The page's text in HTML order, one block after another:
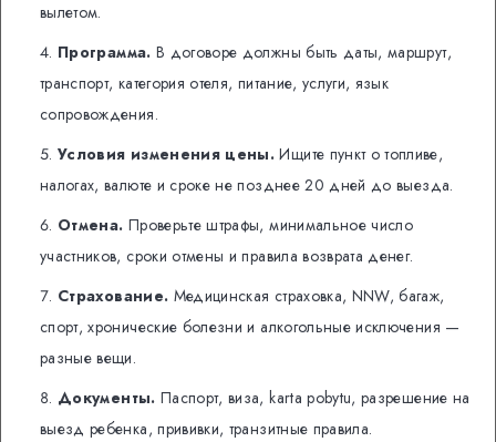
вылетом.
Программа. В договоре должны быть даты, маршрут,
транспорт, категория отеля, питание, услуги, язык
сопровождения.
Условия изменения цены. Ищите пункт о топливе,
налогах, валюте и сроке не позднее 20 дней до выезда.
Отмена. Проверьте штрафы, минимальное число
участников, сроки отмены и правила возврата денег.
Страхование. Медицинская страховка, NNW, багаж,
спорт, хронические болезни и алкогольные исключения —
разные вещи.
Документы. Паспорт, виза, karta pobytu, разрешение на
выезд ребенка, прививки, транзитные правила.